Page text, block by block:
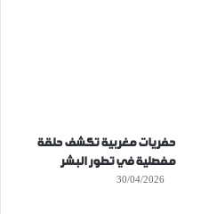
حفريات مغربية تكشف حلقة
مفصلية في تطور البشر
30/04/2026